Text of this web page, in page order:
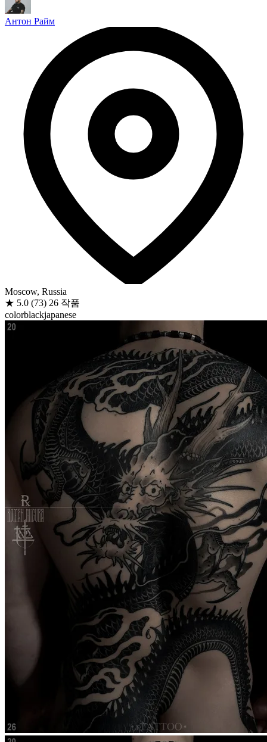
Антон Райм
Moscow, Russia
★ 5.0 (73) 26 작품
colorblackjapanese